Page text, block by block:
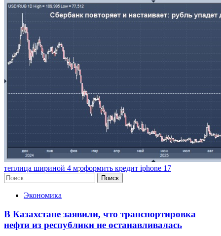
теплица шириной 4 м;оформить кредит iphone 17
Найти:
Экономика
В Казахстане заявили, что транспортировка
нефти из республики не останавливалась